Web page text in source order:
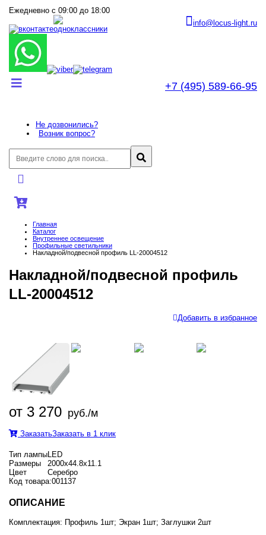
Ежедневно с 09:00 до 18:00
info@locus-light.ru
+7 (495) 589-66-95
Не дозвонились?
Возник вопрос?
Главная
Каталог
Внутреннее оcвещение
Профильные светильники
Накладной/подвесной профиль LL-20004512
Накладной/подвесной профиль
LL-20004512
Добавить в избранное
от 3 270 руб./м
ЗаказатьЗаказать в 1 клик
Тип лампыLED
Размеры
2000x44.8x11.1
Цвет
Серебро
Код товара:001137
ОПИСАНИЕ
Комплектация: Профиль 1шт; Экран 1шт; Заглушки 2шт